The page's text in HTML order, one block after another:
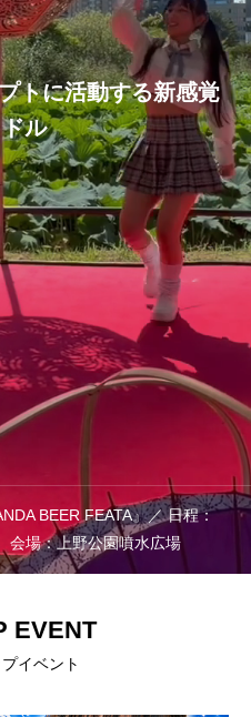
トに活動する新感覚
ル
BEER FEATA』／ 日程：
場：上野公園噴水広場
EVENT
イベント